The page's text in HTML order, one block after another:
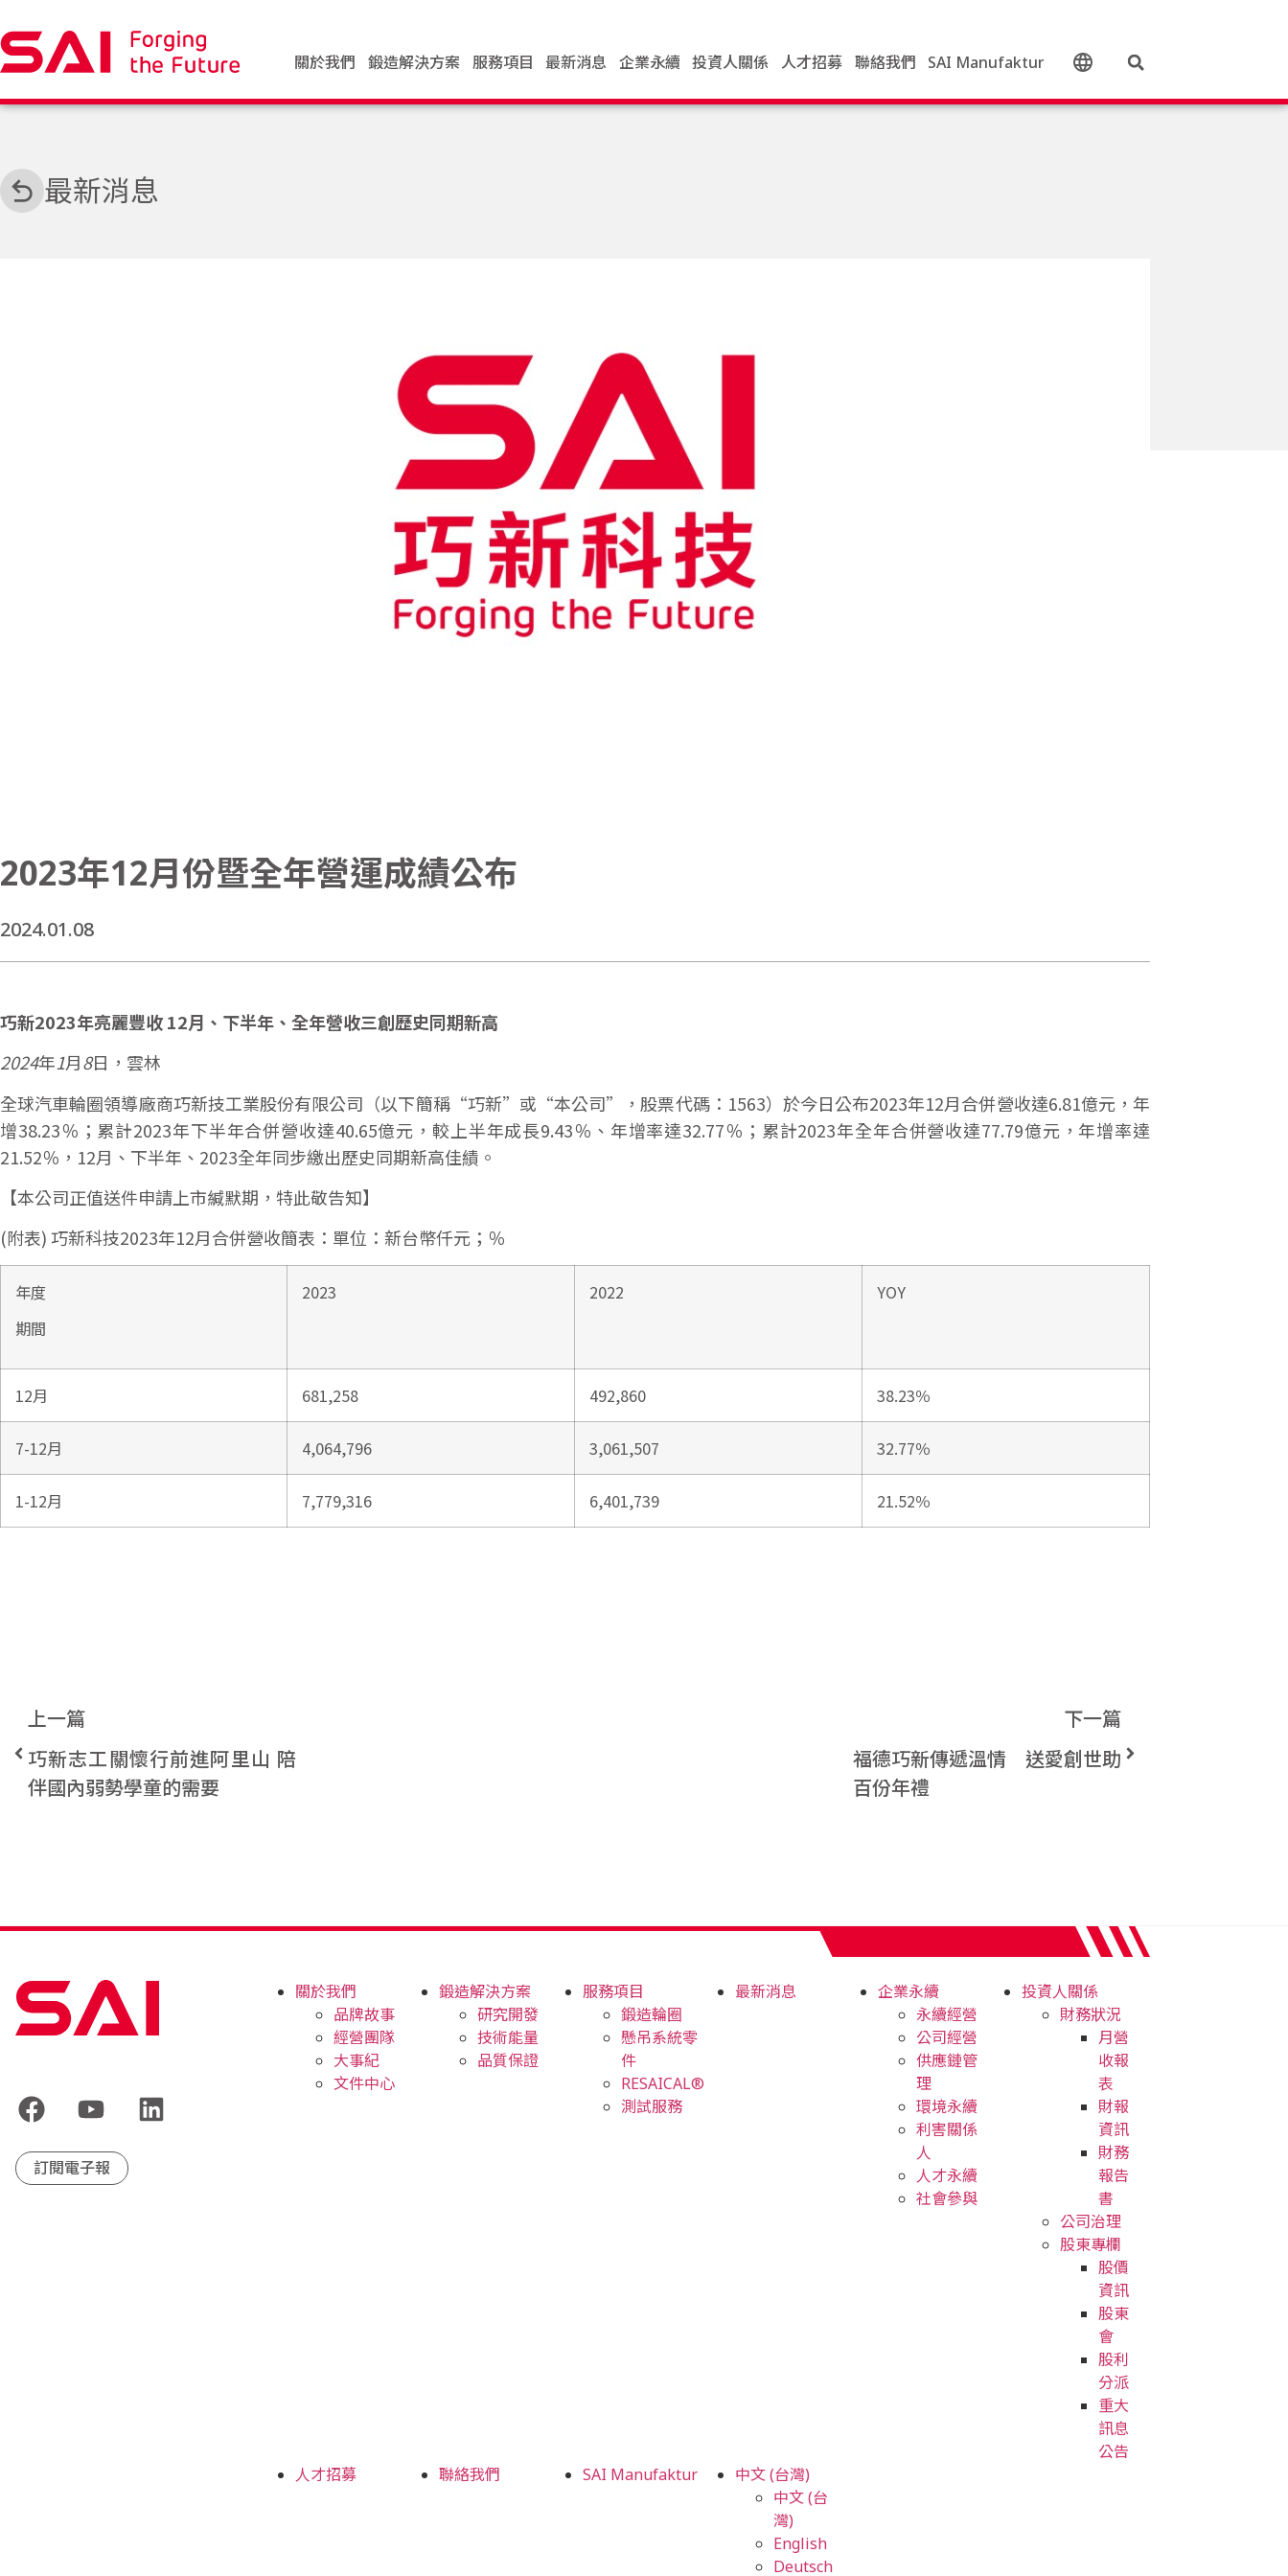
關於我們 鍛造解決方案 服務項目 最新消息 企業永續 投資人關係 人才招募 聯絡我們 SAI Manufaktur 中文 (台灣)
最新消息
2023年12月份暨全年營運成績公布
2024.01.08
巧新2023年亮麗豐收 12月、下半年、全年營收三創歷史同期新高
2024年1月8日，雲林
全球汽車輪圈領導廠商巧新技工業股份有限公司（以下簡稱“巧新”或“本公司”，股票代碼：1563）於今日公布2023年12月合併營收達6.81億元，年
增38.23％；累計2023年下半年合併營收達40.65億元，較上半年成長9.43％、年增率達32.77％；累計2023年全年合併營收達77.79億元，年增率達
21.52％，12月、下半年、2023全年同步繳出歷史同期新高佳績。
【本公司正值送件申請上市緘默期，特此敬告知】
(附表) 巧新科技2023年12月合併營收簡表：單位：新台幣仟元；％
年度
期間
2023 2022 YOY
12月 681,258 492,860 38.23％
7-12月 4,064,796 3,061,507 32.77％
1-12月 7,779,316 6,401,739 21.52％
上一篇
巧新志工關懷行前進阿里山 陪
伴國內弱勢學童的需要
下一篇
福德巧新傳遞溫情 送愛創世助
百份年禮
訂閱電子報
關於我們
品牌故事
經營團隊
大事紀
文件中心
鍛造解決方案
研究開發
技術能量
品質保證
服務項目
鍛造輪圈
懸吊系統零
件
RESAICAL®
測試服務
最新消息
企業永續
永續經營
公司經營
供應鏈管
理
環境永續
利害關係
人
人才永續
社會參與
投資人關係
財務狀況
月營
收報
表
財報
資訊
財務
報告
書
公司治理
股東專欄
股價
資訊
股東
會
股利
分派
重大
訊息
公告
人才招募
聯絡我們 SAI Manufaktur
中文 (台灣)
中文 (台
灣)
English
Deutsch